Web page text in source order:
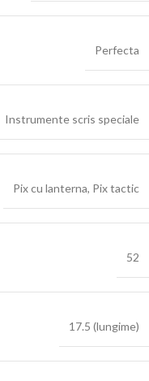
Perfecta
Instrumente scris speciale
Pix cu lanterna, Pix tactic
52
17.5 (lungime)